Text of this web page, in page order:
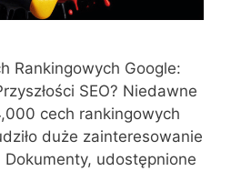
Rankingowych Google:
SEO? Niedawne
cech rankingowych
duże zainteresowanie
Dokumenty, udostępnione